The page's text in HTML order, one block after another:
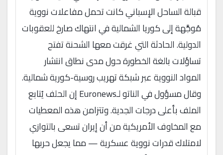
قبالة الساحل الإسباني كانت تحمل مفاعلات نووية
مُوجَّهة إلى كوريا الشمالية في انتهاك صارخ للعقوبات
الدولية. الحادثة التي غرقت معها الشحنة تفتح
تساؤلات بالغة الخطورة حول مدى نطاق انتشار
المواد النووية عبر شبكة تهريب روسية-كورية شمالية.
وقال مسؤول في الناتو لـEuronews إن الحلف يُتابع
الملف بأعلى درجات الجدية. وتتزامن هذه المعطيات
مع المخاوف الأمريكية من أن إيران تسعى بالتوازي
لامتلاك قدرات نووية عسكرية — مما يجعل حربها